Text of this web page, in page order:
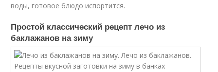
воды, готовое блюдо испортится.
Простой классический рецепт лечо из
баклажанов на зиму